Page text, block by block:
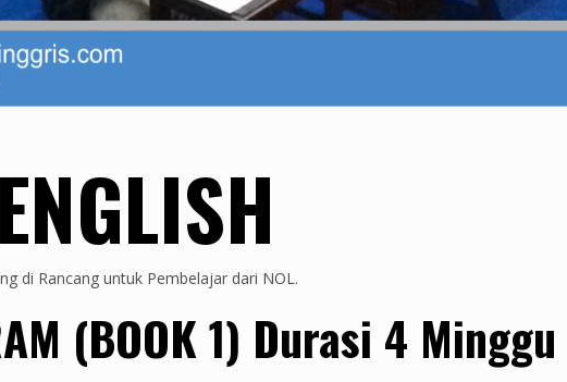
di Rancang untuk Pembelajar dari NOL.
(BOOK 1) Durasi 4 Minggu